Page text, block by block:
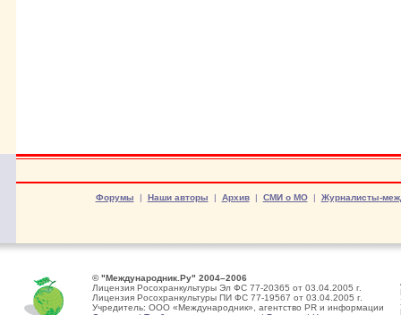
Форумы | Наши авторы | Архив| СМИ о МО| Журналисты-
© "Международник.Ру" 2004–2006
Лицензия Росохранкультуры Эл ФС 77-20365 от 03.04.2005 г.
Лицензия Росохранкультуры ПИ ФС 77-19567 от 03.04.2005 г.
Учредитель: ООО «Международник», агентство PR и информации